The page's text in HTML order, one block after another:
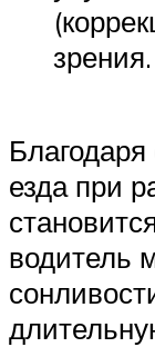
зрения.
езда при
водитель